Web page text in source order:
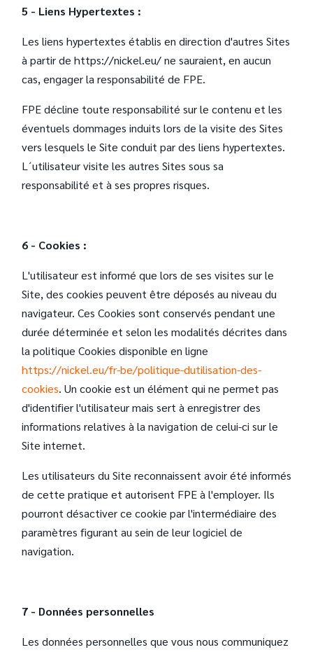
5 - Liens Hypertextes :
Les liens hypertextes établis en direction d'autres Sites
à partir de https://nickel.eu/ ne sauraient, en aucun
cas, engager la responsabilité de FPE.
FPE décline toute responsabilité sur le contenu et les
éventuels dommages induits lors de la visite des Sites
vers lesquels le Site conduit par des liens hypertextes.
L´utilisateur visite les autres Sites sous sa
responsabilité et à ses propres risques.
6 - Cookies :
L'utilisateur est informé que lors de ses visites sur le
Site, des cookies peuvent être déposés au niveau du
navigateur. Ces Cookies sont conservés pendant une
durée déterminée et selon les modalités décrites dans
la politique Cookies disponible en ligne
https://nickel.eu/fr-be/politique-dutilisation-des-
cookies. Un cookie est un élément qui ne permet pas
d'identifier l'utilisateur mais sert à enregistrer des
informations relatives à la navigation de celui-ci sur le
Site internet.
Les utilisateurs du Site reconnaissent avoir été informés
de cette pratique et autorisent FPE à l'employer. Ils
pourront désactiver ce cookie par l'intermédiaire des
paramètres figurant au sein de leur logiciel de
navigation.
7 - Données personnelles
Les données personnelles que vous nous communiquez